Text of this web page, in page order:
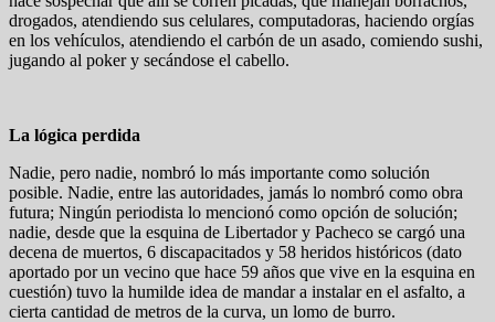
drogados, atendiendo sus celulares, computadoras, haciendo orgías
en los vehículos, atendiendo el carbón de un asado, comiendo sushi,
jugando al poker y secándose el cabello.
La lógica perdida
Nadie, pero nadie, nombró lo más importante como solución
posible. Nadie, entre las autoridades, jamás lo nombró como obra
futura; Ningún periodista lo mencionó como opción de solución;
nadie, desde que la esquina de Libertador y Pacheco se cargó una
decena de muertos, 6 discapacitados y 58 heridos históricos (dato
aportado por un vecino que hace 59 años que vive en la esquina en
cuestión) tuvo la humilde idea de mandar a instalar en el asfalto, a
cierta cantidad de metros de la curva, un lomo de burro.